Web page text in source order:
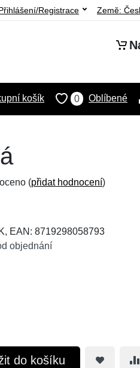
Země:
Registrace
0 Oblíbené
košík
(přidat hodnocení)
EAN: 8719298058793
objednání
do košíku